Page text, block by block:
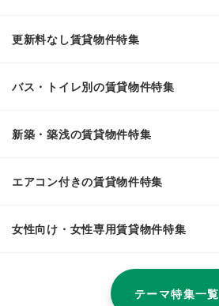
更新料なし賃貸物件特集
バス・トイレ別の賃貸物件特集
新築・築浅の賃貸物件特集
エアコン付きの賃貸物件特集
女性向け・女性専用賃貸物件特集
テーマ特集一覧